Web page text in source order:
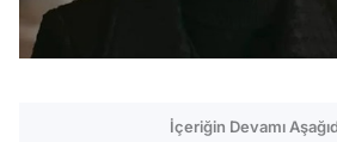
İçeriğin Devamı